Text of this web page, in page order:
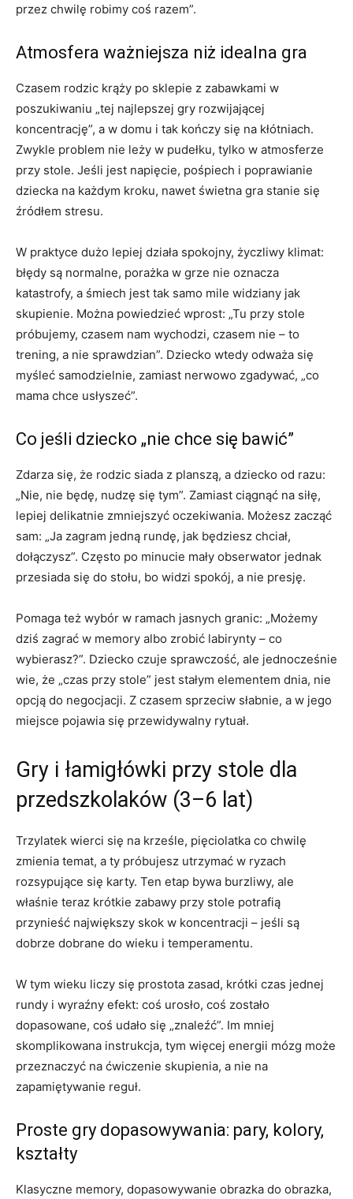
przez chwilę robimy coś razem”.
Atmosfera ważniejsza niż idealna gra
Czasem rodzic krąży po sklepie z zabawkami w
poszukiwaniu „tej najlepszej gry rozwijającej
koncentrację”, a w domu i tak kończy się na kłótniach.
Zwykle problem nie leży w pudełku, tylko w atmosferze
przy stole. Jeśli jest napięcie, pośpiech i poprawianie
dziecka na każdym kroku, nawet świetna gra stanie się
źródłem stresu.
W praktyce dużo lepiej działa spokojny, życzliwy klimat:
błędy są normalne, porażka w grze nie oznacza
katastrofy, a śmiech jest tak samo mile widziany jak
skupienie. Można powiedzieć wprost: „Tu przy stole
próbujemy, czasem nam wychodzi, czasem nie – to
trening, a nie sprawdzian”. Dziecko wtedy odważa się
myśleć samodzielnie, zamiast nerwowo zgadywać, „co
mama chce usłyszeć”.
Co jeśli dziecko „nie chce się bawić”
Zdarza się, że rodzic siada z planszą, a dziecko od razu:
„Nie, nie będę, nudzę się tym”. Zamiast ciągnąć na siłę,
lepiej delikatnie zmniejszyć oczekiwania. Możesz zacząć
sam: „Ja zagram jedną rundę, jak będziesz chciał,
dołączysz”. Często po minucie mały obserwator jednak
przesiada się do stołu, bo widzi spokój, a nie presję.
Pomaga też wybór w ramach jasnych granic: „Możemy
dziś zagrać w memory albo zrobić labirynty – co
wybierasz?”. Dziecko czuje sprawczość, ale jednocześnie
wie, że „czas przy stole” jest stałym elementem dnia, nie
opcją do negocjacji. Z czasem sprzeciw słabnie, a w jego
miejsce pojawia się przewidywalny rytuał.
Gry i łamigłówki przy stole dla
przedszkolaków (3–6 lat)
Trzylatek wierci się na krześle, pięciolatka co chwilę
zmienia temat, a ty próbujesz utrzymać w ryzach
rozsypujące się karty. Ten etap bywa burzliwy, ale
właśnie teraz krótkie zabawy przy stole potrafią
przynieść największy skok w koncentracji – jeśli są
dobrze dobrane do wieku i temperamentu.
W tym wieku liczy się prostota zasad, krótki czas jednej
rundy i wyraźny efekt: coś urosło, coś zostało
dopasowane, coś udało się „znaleźć”. Im mniej
skomplikowana instrukcja, tym więcej energii mózg może
przeznaczyć na ćwiczenie skupienia, a nie na
zapamiętywanie reguł.
Proste gry dopasowywania: pary, kolory,
kształty
Klasyczne memory, dopasowywanie obrazka do obrazka,